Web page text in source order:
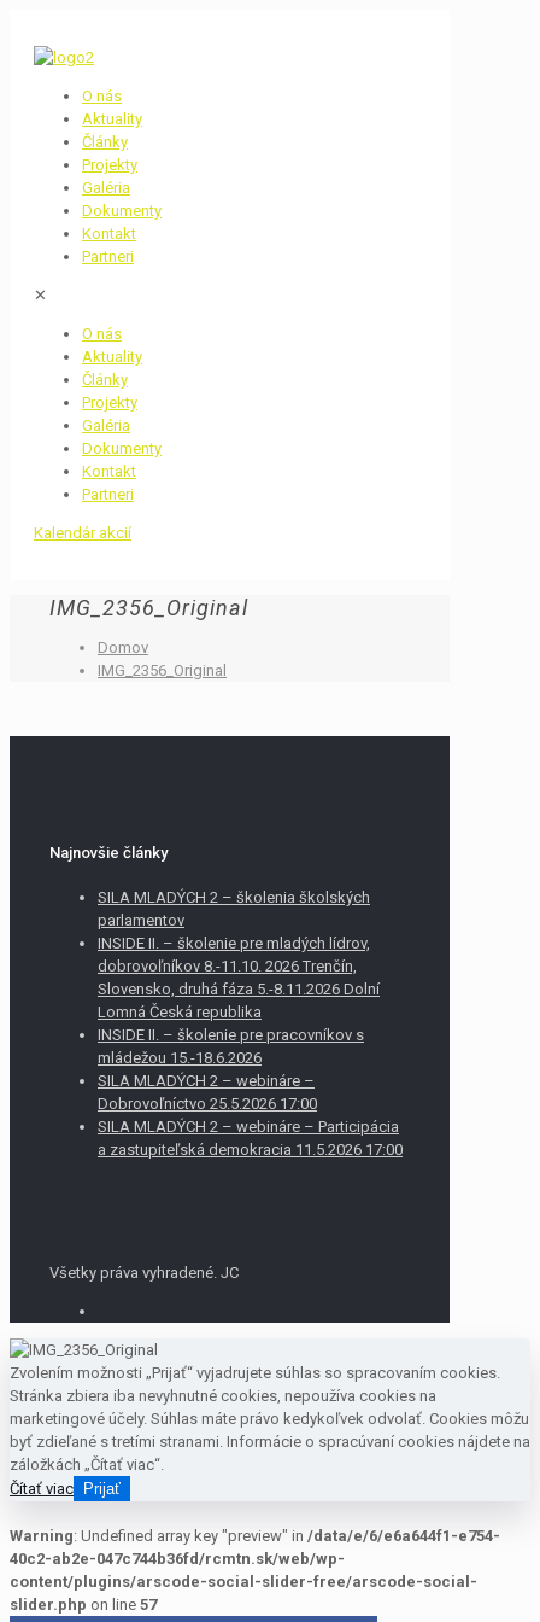
O nás
Aktuality
Články
Projekty
Galéria
Dokumenty
Kontakt
Partneri
✕
O nás
Aktuality
Články
Projekty
Galéria
Dokumenty
Kontakt
Partneri
Kalendár akcií
IMG_2356_Original
Domov
IMG_2356_Original
Najnovšie články
SILA MLADÝCH 2 – školenia školských
parlamentov
INSIDE II. – školenie pre mladých lídrov,
dobrovoľníkov 8.-11.10. 2026 Trenčín,
Slovensko, druhá fáza 5.-8.11.2026 Dolní
Lomná Česká republika
INSIDE II. – školenie pre pracovníkov s
mládežou 15.-18.6.2026
SILA MLADÝCH 2 – webináre –
Dobrovoľníctvo 25.5.2026 17:00
SILA MLADÝCH 2 – webináre – Participácia
a zastupiteľská demokracia 11.5.2026 17:00
Všetky práva vyhradené. JC
Zvolením možnosti „Prijať“ vyjadrujete súhlas so spracovaním cookies.
Stránka zbiera iba nevyhnutné cookies, nepoužíva cookies na
marketingové účely. Súhlas máte právo kedykoľvek odvolať. Cookies môžu
byť zdieľané s tretími stranami. Informácie o spracúvaní cookies nájdete na
záložkách „Čítať viac“.
Čítať viac Prijať
Warning: Undefined array key "preview" in /data/e/6/e6a644f1-e754-
40c2-ab2e-047c744b36fd/rcmtn.sk/web/wp-
content/plugins/arscode-social-slider-free/arscode-social-
slider.php on line 57